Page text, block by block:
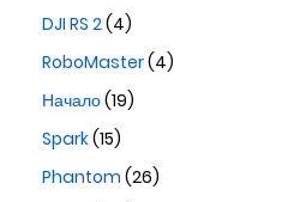
DJI RS 2(4)
RoboMaster(4)
Начало(19)
Spark(15)
Phantom (26)